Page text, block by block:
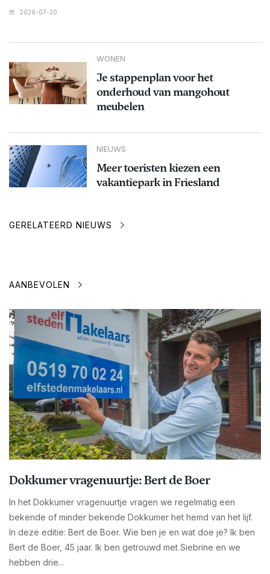
2026-07-20
WONEN
Je stappenplan voor het
onderhoud van mangohout
meubelen
NIEUWS
Meer toeristen kiezen een
vakantiepark in Friesland
GERELATEERD NIEUWS
AANBEVOLEN
Dokkumer vragenuurtje: Bert de Boer
In het Dokkumer vragenuurtje vragen we regelmatig een
bekende of minder bekende Dokkumer het hemd van het lijf.
In deze editie: Bert de Boer. Wie ben je en wat doe je? Ik ben
Bert de Boer, 45 jaar. Ik ben getrouwd met Siebrine en we
hebben drie...